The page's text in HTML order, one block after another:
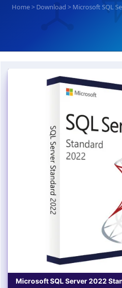
Home> Download > Microsoft SQL
Microsoft SQL Server 2022